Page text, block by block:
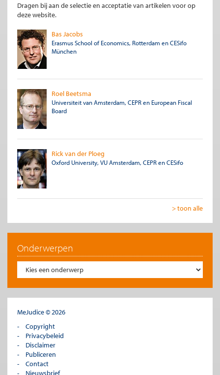
Dragen bij aan de selectie en acceptatie van artikelen voor op
deze website.
Bas Jacobs
Erasmus School of Economics, Rotterdam en CESifo
München
Roel Beetsma
Universiteit van Amsterdam, CEPR en European Fiscal
Board
Rick van der Ploeg
Oxford University, VU Amsterdam, CEPR en CESifo
> toon alle
Onderwerpen
MeJudice © 2026
Copyright
Privacybeleid
Disclaimer
Publiceren
Contact
Nieuwsbrief